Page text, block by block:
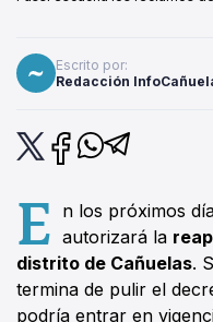
Escrito por:
Redacción
E n los próximos
autorizará la
distrito de Cañuelas.
termina de pulir el
podría entrar en